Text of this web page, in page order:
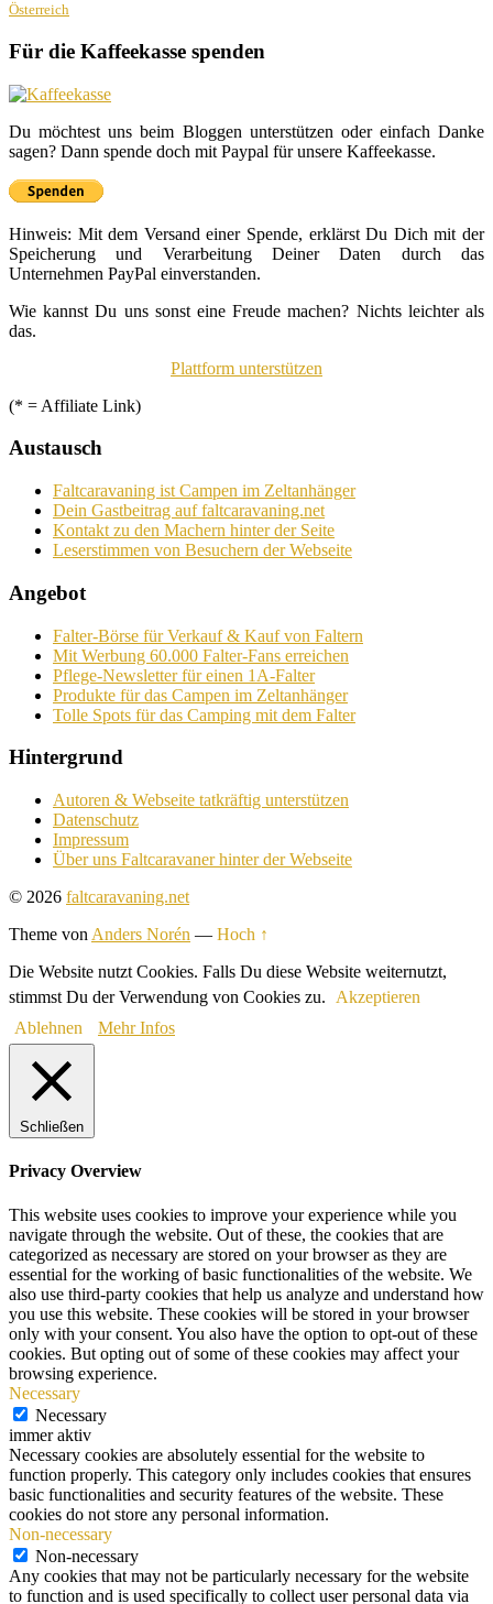
Österreich
Für die Kaffeekasse spenden
Du möchtest uns beim Bloggen unterstützen oder einfach Danke
sagen? Dann spende doch mit Paypal für unsere Kaffeekasse.
Hinweis: Mit dem Versand einer Spende, erklärst Du Dich mit der
Speicherung und Verarbeitung Deiner Daten durch das
Unternehmen PayPal einverstanden.
Wie kannst Du uns sonst eine Freude machen? Nichts leichter als
das.
Plattform unterstützen
(* = Affiliate Link)
Austausch
Faltcaravaning ist Campen im Zeltanhänger
Dein Gastbeitrag auf faltcaravaning.net
Kontakt zu den Machern hinter der Seite
Leserstimmen von Besuchern der Webseite
Angebot
Falter-Börse für Verkauf & Kauf von Faltern
Mit Werbung 60.000 Falter-Fans erreichen
Pflege-Newsletter für einen 1A-Falter
Produkte für das Campen im Zeltanhänger
Tolle Spots für das Camping mit dem Falter
Hintergrund
Autoren & Webseite tatkräftig unterstützen
Datenschutz
Impressum
Über uns Faltcaravaner hinter der Webseite
© 2026 faltcaravaning.net
Theme von Anders Norén — Hoch ↑
Die Website nutzt Cookies. Falls Du diese Website weiternutzt,
stimmst Du der Verwendung von Cookies zu.
Akzeptieren
Ablehnen
Mehr Infos
Schließen
Privacy Overview
This website uses cookies to improve your experience while you
navigate through the website. Out of these, the cookies that are
categorized as necessary are stored on your browser as they are
essential for the working of basic functionalities of the website. We
also use third-party cookies that help us analyze and understand how
you use this website. These cookies will be stored in your browser
only with your consent. You also have the option to opt-out of these
cookies. But opting out of some of these cookies may affect your
browsing experience.
Necessary
Necessary
immer aktiv
Necessary cookies are absolutely essential for the website to
function properly. This category only includes cookies that ensures
basic functionalities and security features of the website. These
cookies do not store any personal information.
Non-necessary
Non-necessary
Any cookies that may not be particularly necessary for the website
to function and is used specifically to collect user personal data via